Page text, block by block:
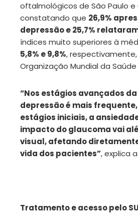
oftalmológicos de São Paulo e
constatando que 26,9%
depressão e 25,7%
índices muito superiores à
5,8% e 9,8%,
Organização Mundial da Saúde
“Nos estágios avançados
depressão é mais
estágios iniciais, a
impacto do glaucoma vai
visual, afetando
vida dos pacientes”, explica
Tratamento e acesso pelo